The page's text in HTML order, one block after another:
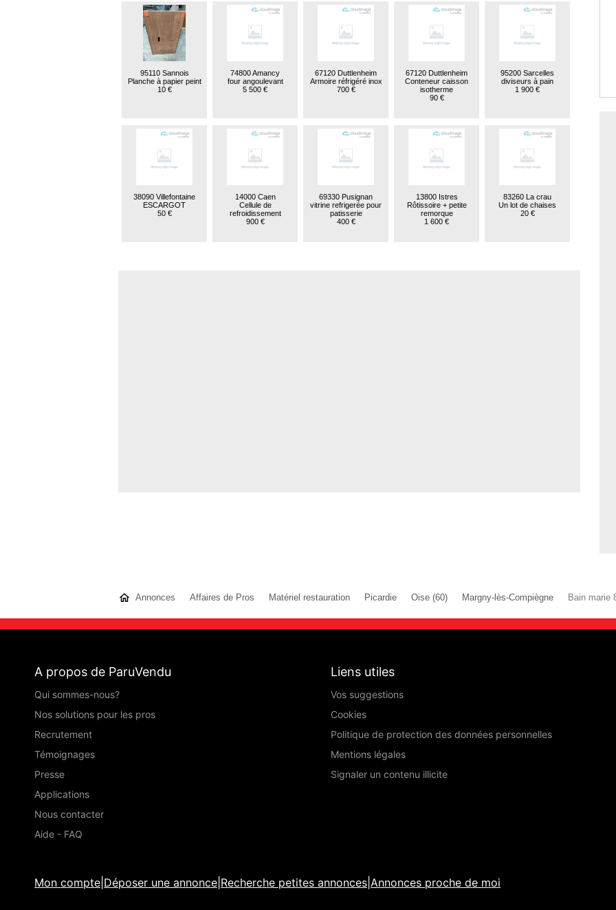
95110 Sannois
Planche à papier peint
10 €
74800 Amancy
four angoulevant
5 500 €
67120 Duttlenheim
Armoire réfrigéré inox
700 €
67120 Duttlenheim
Conteneur caisson
isotherme
90 €
95200 Sarcelles
diviseurs à pain
1 900 €
38090 Villefontaine
ESCARGOT
50 €
14000 Caen
Cellule de
refroidissement
900 €
69330 Pusignan
vitrine refrigerée pour
patisserie
400 €
13800 Istres
Rôtissoire + petite
remorque
1 600 €
83260 La crau
Un lot de chaises
20 €
Annonces Affaires de Pros Matériel restauration Picardie Oise (60) Margny-lès-Compiègne Bain marie
A propos de ParuVendu
Qui sommes-nous?
Nos solutions pour les pros
Recrutement
Témoignages
Presse
Applications
Nous contacter
Aide - FAQ
Liens utiles
Vos suggestions
Cookies
Politique de protection des données personnelles
Mentions légales
Signaler un contenu illicite
Mon compte Déposer une annonce Recherche petites annonces Annonces proche de moi